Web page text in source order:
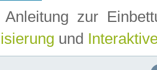
Anleitung zur
und